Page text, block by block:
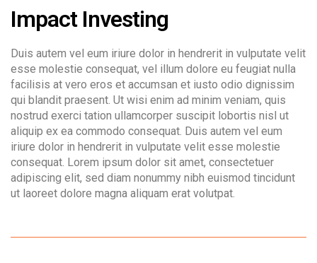
Impact Investing
Duis autem vel eum iriure dolor in hendrerit in vulputate velit
esse molestie consequat, vel illum dolore eu feugiat nulla
facilisis at vero eros et accumsan et iusto odio dignissim
qui blandit praesent. Ut wisi enim ad minim veniam, quis
nostrud exerci tation ullamcorper suscipit lobortis nisl ut
aliquip ex ea commodo consequat. Duis autem vel eum
iriure dolor in hendrerit in vulputate velit esse molestie
consequat. Lorem ipsum dolor sit amet, consectetuer
adipiscing elit, sed diam nonummy nibh euismod tincidunt
ut laoreet dolore magna aliquam erat volutpat.